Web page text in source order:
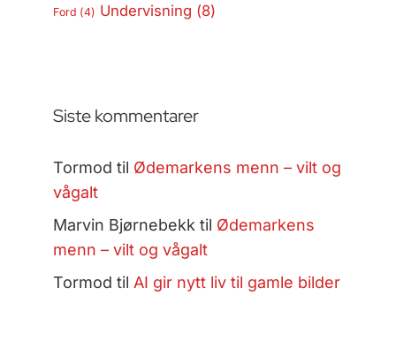
Ford (4) Undervisning (8)
Siste kommentarer
Tormod til Ødemarkens menn – vilt og
vågalt
Marvin Bjørnebekk til Ødemarkens
menn – vilt og vågalt
Tormod til AI gir nytt liv til gamle bilder